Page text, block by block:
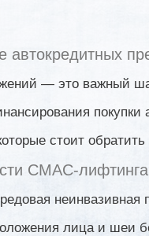
автокредитных
— это важный
стоит
СМАС-лифтинга
неинвазивная
лица и шеи